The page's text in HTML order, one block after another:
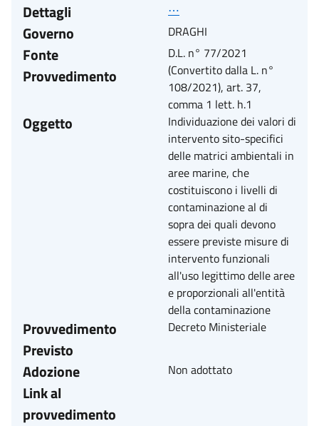
Dettagli
⋯
Governo DRAGHI
Fonte
Provvedimento
D.L. n° 77/2021
(Convertito dalla L. n°
108/2021), art. 37,
comma 1 lett. h.1
Oggetto
Individuazione dei valori di
intervento sito-specifici
delle matrici ambientali in
aree marine, che
costituiscono i livelli di
contaminazione al di
sopra dei quali devono
essere previste misure di
intervento funzionali
all'uso legittimo delle aree
e proporzionali all'entità
della contaminazione
Provvedimento
Previsto
Decreto Ministeriale
Adozione Non adottato
Link al
provvedimento